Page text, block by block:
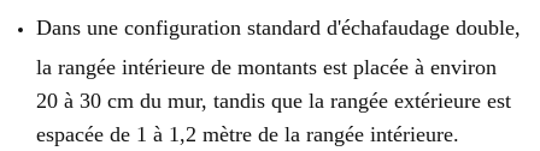
Dans une configuration standard d'échafaudage double,
la rangée intérieure de montants est placée à environ
20 à 30 cm du mur, tandis que la rangée extérieure est
espacée de 1 à 1,2 mètre de la rangée intérieure.